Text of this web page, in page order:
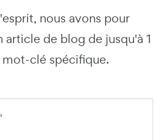
nous avons pour
de blog de jusqu'à 1
clé spécifique.